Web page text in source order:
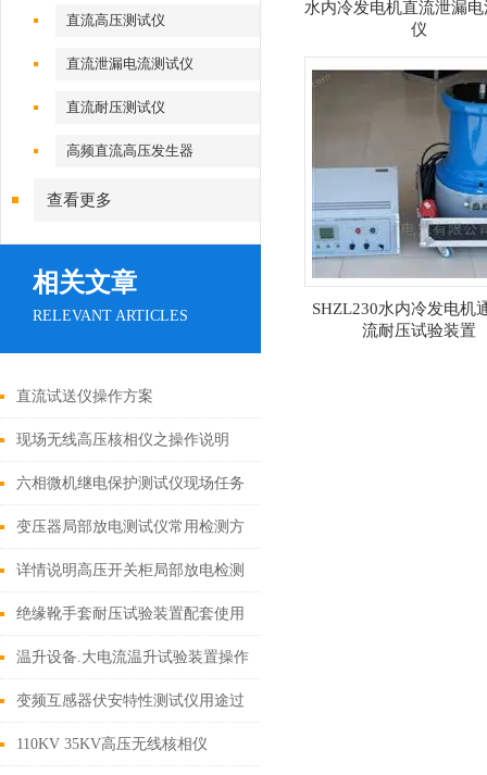
直流高压测试仪
直流泄漏电流测试仪
直流耐压测试仪
高频直流高压发生器
查看更多
相关文章
RELEVANT ARTICLES
直流试送仪操作方案
现场无线高压核相仪之操作说明
六相微机继电保护测试仪现场任务
4个基本要求
变压器局部放电测试仪常用检测方
法及优点
详情说明高压开关柜局部放电检测
仪检测方法
绝缘靴手套耐压试验装置配套使用
方法全解
温升设备.大电流温升试验装置操作
全过程
变频互感器伏安特性测试仪用途过
程全解析
110KV 35KV高压无线核相仪
水内冷发电机直流泄漏
仪
SHZL230水内冷发电机
流耐压试验装置